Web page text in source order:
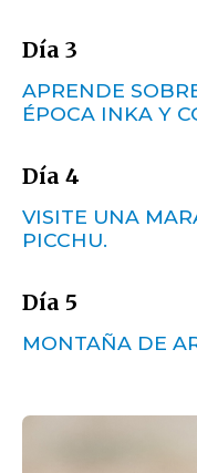
Día 3
APRENDE
ÉPOCA INKA Y
Día 4
VISITE UNA
PICCHU.
Día 5
MONTAÑA DE